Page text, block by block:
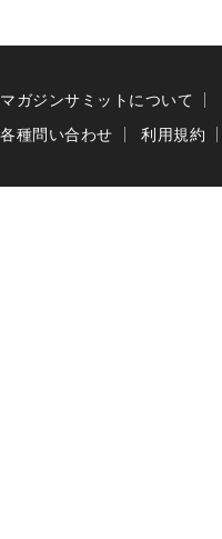
マガジンサミットについて
各種問い合わせ
利用規約